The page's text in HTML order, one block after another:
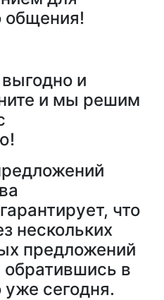
общения!
и
и мы решим
что
нескольких
предложений
в
уже сегодня.